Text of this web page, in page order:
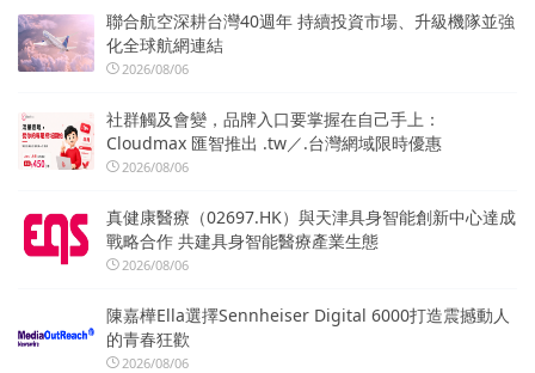
聯合航空深耕台灣40週年 持續投資市場、升級機隊並強
化全球航網連結
2026/08/06
社群觸及會變，品牌入口要掌握在自己手上：
Cloudmax 匯智推出 .tw／.台灣網域限時優惠
2026/08/06
真健康醫療（02697.HK）與天津具身智能創新中心達成
戰略合作 共建具身智能醫療產業生態
2026/08/06
陳嘉樺Ella選擇Sennheiser Digital 6000打造震撼動人
的青春狂歡
2026/08/06